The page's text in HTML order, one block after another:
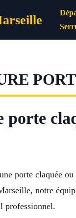
porte
porte claquée
notre
professionnel.